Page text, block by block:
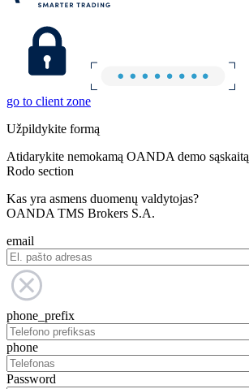
go to client zone
Užpildykite formą
Atidarykite nemokamą OANDA demo sąskaitą
Rodo section
Kas yra asmens duomenų valdytojas?
OANDA TMS Brokers S.A.
email
phone_prefix
phone
Password